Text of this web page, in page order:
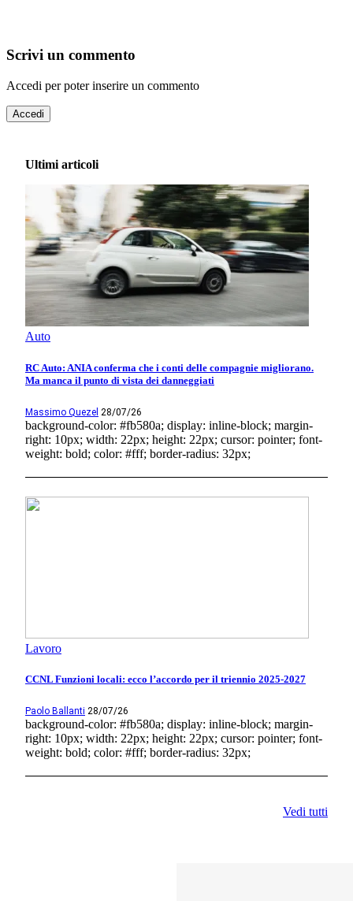
Scrivi un commento
Accedi per poter inserire un commento
Accedi
Ultimi articoli
Auto
RC Auto: ANIA conferma che i conti delle compagnie migliorano.
Ma manca il punto di vista dei danneggiati
Massimo Quezel 28/07/26
background-color: #fb580a; display: inline-block; margin-
right: 10px; width: 22px; height: 22px; cursor: pointer; font-
weight: bold; color: #fff; border-radius: 32px;
Lavoro
CCNL Funzioni locali: ecco l’accordo per il triennio 2025-2027
Paolo Ballanti 28/07/26
background-color: #fb580a; display: inline-block; margin-
right: 10px; width: 22px; height: 22px; cursor: pointer; font-
weight: bold; color: #fff; border-radius: 32px;
Vedi tutti